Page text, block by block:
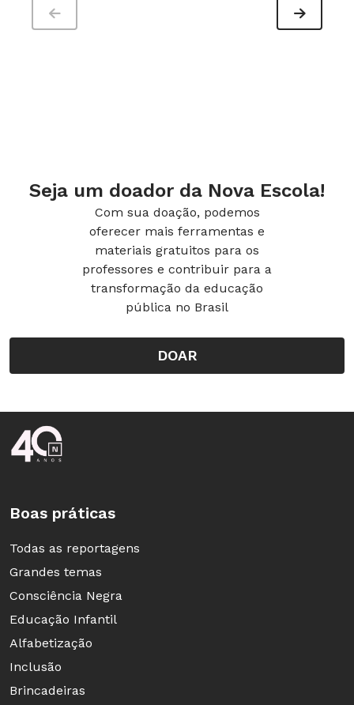
Seja um doador da Nova Escola!
Com sua doação, podemos
oferecer mais ferramentas e
materiais gratuitos para os
professores e contribuir para a
transformação da educação
pública no Brasil
DOAR
Rodapé da Nova Escola
Boas práticas
Todas as reportagens
Grandes temas
Consciência Negra
Educação Infantil
Alfabetização
Inclusão
Brincadeiras